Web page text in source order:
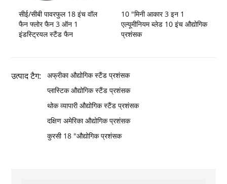
सीई/सीबी पावरफुल 18 इंच वॉल
फैन फ्लोर फैन 3 ऑन 1
इंडस्ट्रियल स्टैंड फैन
10 "मिनी आकार 3 इन 1
एल्यूमीनियम ब्लेड 10 इंच औद्योगिक
प्रशंसक
उत्पाद टैग:
अफ्रीका औद्योगिक स्टैंड प्रशंसक
प्लास्टिक औद्योगिक स्टैंड प्रशंसक
थोक व्यापारी औद्योगिक स्टैंड प्रशंसक
दक्षिण अमेरिका औद्योगिक प्रशंसक
कुरसी 18 "औद्योगिक प्रशंसक